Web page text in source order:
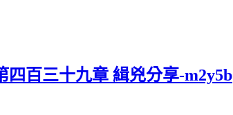
四百三十九章 緝兇分享-m2y5b